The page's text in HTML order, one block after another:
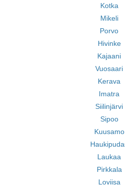
Kotka
Mikeli
Porvo
Hivinke
Kajaani
Vuosaari
Kerava
Imatra
Siilinjärvi
Sipoo
Kuusamo
Laukaa
Pirkkala
Loviisa